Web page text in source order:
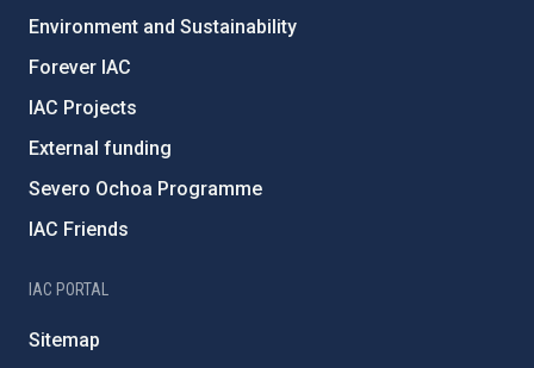
Environment and Sustainability
Forever IAC
IAC Projects
External funding
Severo Ochoa Programme
IAC Friends
IAC PORTAL
Sitemap